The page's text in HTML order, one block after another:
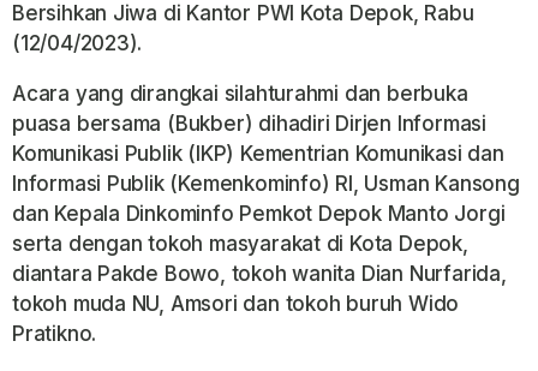
Bersihkan Jiwa di Kantor PWI Kota Depok, Rabu
(12/04/2023).
Acara yang dirangkai silahturahmi dan berbuka
puasa bersama (Bukber) dihadiri Dirjen Informasi
Komunikasi Publik (IKP) Kementrian Komunikasi dan
Informasi Publik (Kemenkominfo) RI, Usman Kansong
dan Kepala Dinkominfo Pemkot Depok Manto Jorgi
serta dengan tokoh masyarakat di Kota Depok,
diantara Pakde Bowo, tokoh wanita Dian Nurfarida,
tokoh muda NU, Amsori dan tokoh buruh Wido
Pratikno.